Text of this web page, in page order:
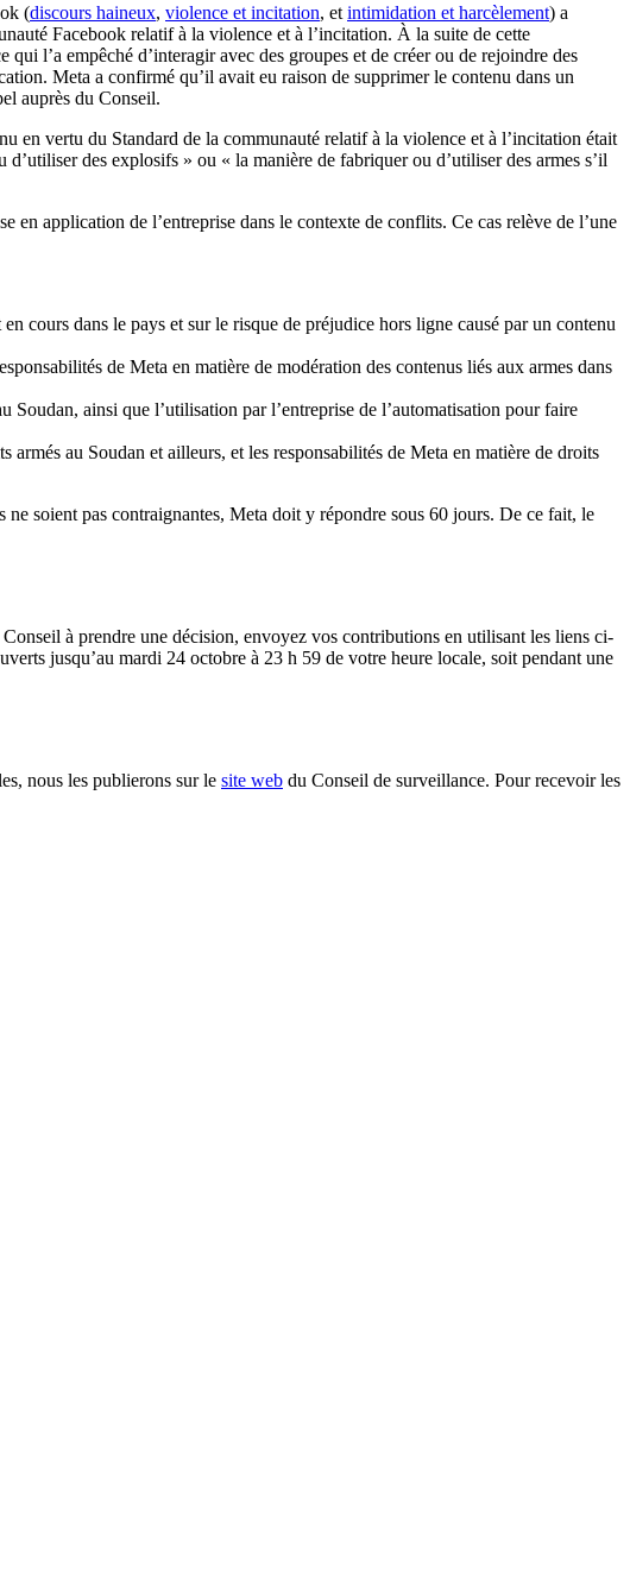
(discours haineux, violence et incitation, et intimidation et harcèlement) a
Facebook relatif à la violence et à l’incitation. À la suite de cette
l’a empêché d’interagir avec des groupes et de créer ou de rejoindre des
Meta a confirmé qu’il avait eu raison de supprimer le contenu dans un
auprès du Conseil.
en vertu du Standard de la communauté relatif à la violence et à l’incitation était
des explosifs » ou « la manière de fabriquer ou d’utiliser des armes s’il
application de l’entreprise dans le contexte de conflits. Ce cas relève de l’une
cours dans le pays et sur le risque de préjudice hors ligne causé par un contenu
de Meta en matière de modération des contenus liés aux armes dans
ainsi que l’utilisation par l’entreprise de l’automatisation pour faire
au Soudan et ailleurs, et les responsabilités de Meta en matière de droits
soient pas contraignantes, Meta doit y répondre sous 60 jours. De ce fait, le
à prendre une décision, envoyez vos contributions en utilisant les liens ci-
jusqu’au mardi 24 octobre à 23 h 59 de votre heure locale, soit pendant une
nous les publierons sur le site web du Conseil de surveillance. Pour recevoir les